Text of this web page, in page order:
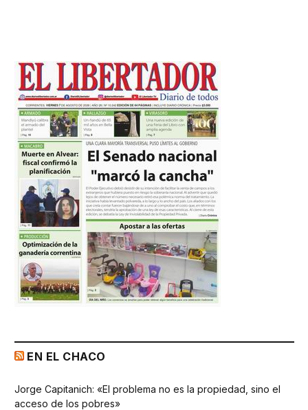
EN EL CHACO
Jorge Capitanich: «El problema no es la propiedad, sino el
acceso de los pobres»